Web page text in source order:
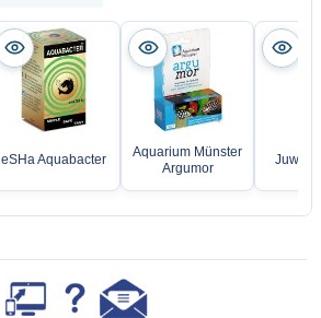
eSHa Aquabacter
Aquarium Münster
Argumor
Juwel